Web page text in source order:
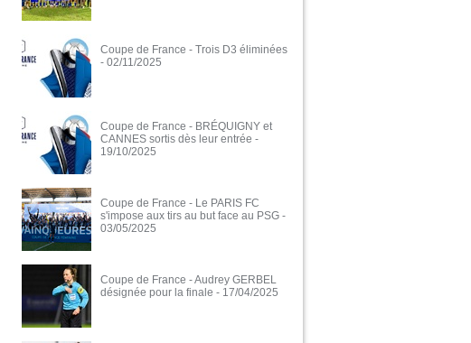
Coupe de France - Trois D3 éliminées
- 02/11/2025
Coupe de France - BRÉQUIGNY et
CANNES sortis dès leur entrée -
19/10/2025
Coupe de France - Le PARIS FC
s'impose aux tirs au but face au PSG -
03/05/2025
Coupe de France - Audrey GERBEL
désignée pour la finale - 17/04/2025